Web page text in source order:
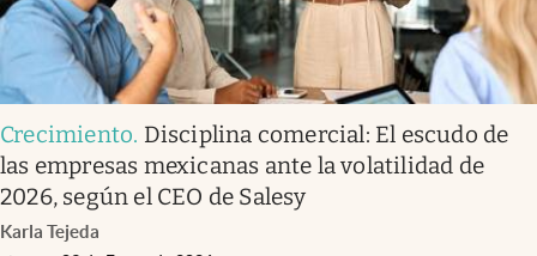
Crecimiento. Disciplina comercial: El escudo de
las empresas mexicanas ante la volatilidad de
2026, según el CEO de Salesy
Karla Tejeda